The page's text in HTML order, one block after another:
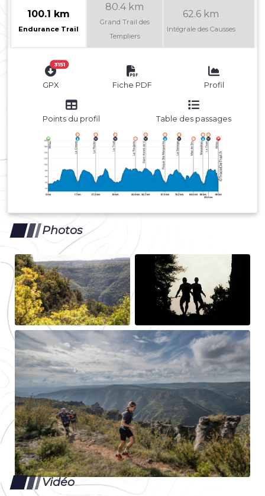
100.1 km
Endurance Trail
80.4 km
Grand Trail des
Templiers
62.6 km
Intégrale des Causses
3151
GPX Fiche PDF Profil
Points du profil Table des passages
Photos
Vidéo